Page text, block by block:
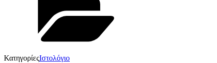
ΚατηγορίεςΙστολόγιο